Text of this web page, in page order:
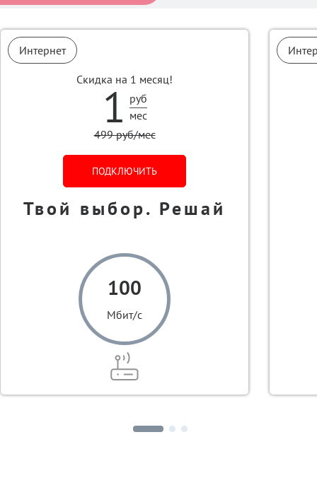
Интернет
Скидка на 1 месяц!
1 руб
мес
499 руб/мес
ПОДКЛЮЧИТЬ
Твой выбор. Решай
100
Мбит/с